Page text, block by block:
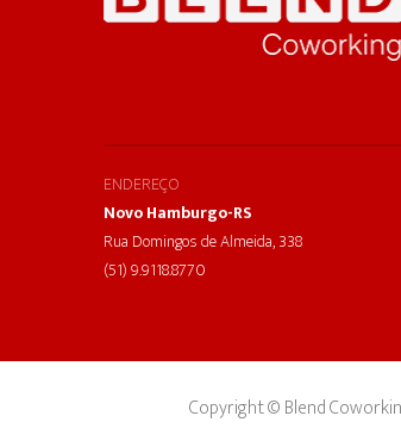
ENDEREÇO
Novo Hamburgo-RS
Rua Domingos de Almeida, 338
(51) 9.9118.8770
Copyright © Blend